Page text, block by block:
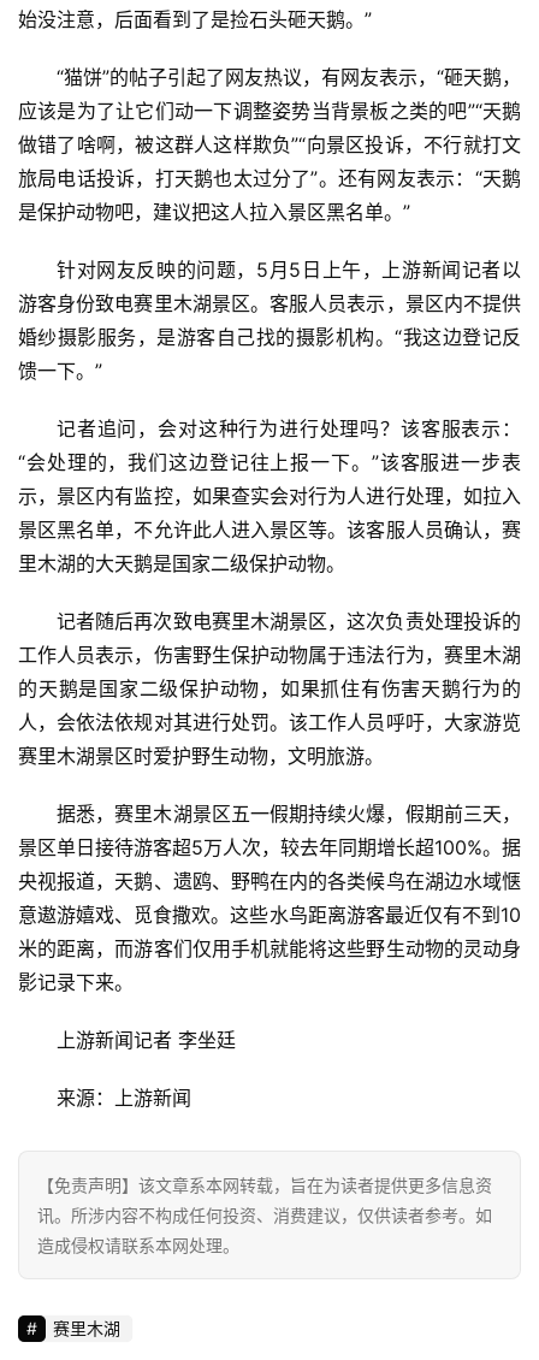
首
页
商
业
费
生
活
财
经
教
专
题
汽
车
登录 注册
始没注意，后面看到了是捡石头砸天鹅。”
“猫饼”的帖子引起了网友热议，有网友表示，“砸天鹅，
应该是为了让它们动一下调整姿势当背景板之类的吧”“天鹅
做错了啥啊，被这群人这样欺负”“向景区投诉，不行就打文
旅局电话投诉，打天鹅也太过分了”。还有网友表示：“天鹅
是保护动物吧，建议把这人拉入景区黑名单。”
针对网友反映的问题，5月5日上午，上游新闻记者以
游客身份致电赛里木湖景区。客服人员表示，景区内不提供
婚纱摄影服务，是游客自己找的摄影机构。“我这边登记反
馈一下。”
记者追问，会对这种行为进行处理吗？该客服表示：
“会处理的，我们这边登记往上报一下。”该客服进一步表
示，景区内有监控，如果查实会对行为人进行处理，如拉入
景区黑名单，不允许此人进入景区等。该客服人员确认，赛
里木湖的大天鹅是国家二级保护动物。
记者随后再次致电赛里木湖景区，这次负责处理投诉的
工作人员表示，伤害野生保护动物属于违法行为，赛里木湖
的天鹅是国家二级保护动物，如果抓住有伤害天鹅行为的
人，会依法依规对其进行处罚。该工作人员呼吁，大家游览
赛里木湖景区时爱护野生动物，文明旅游。
据悉，赛里木湖景区五一假期持续火爆，假期前三天，
景区单日接待游客超5万人次，较去年同期增长超100%。据
央视报道，天鹅、遗鸥、野鸭在内的各类候鸟在湖边水域惬
意遨游嬉戏、觅食撒欢。这些水鸟距离游客最近仅有不到10
米的距离，而游客们仅用手机就能将这些野生动物的灵动身
影记录下来。
上游新闻记者 李坐廷
来源：上游新闻
【免责声明】该文章系本网转载，旨在为读者提供更多信息资
讯。所涉内容不构成任何投资、消费建议，仅供读者参考。如
造成侵权请联系本网处理。
赛里木湖